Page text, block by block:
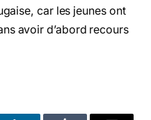
car les jeunes ont
avoir d’abord recours